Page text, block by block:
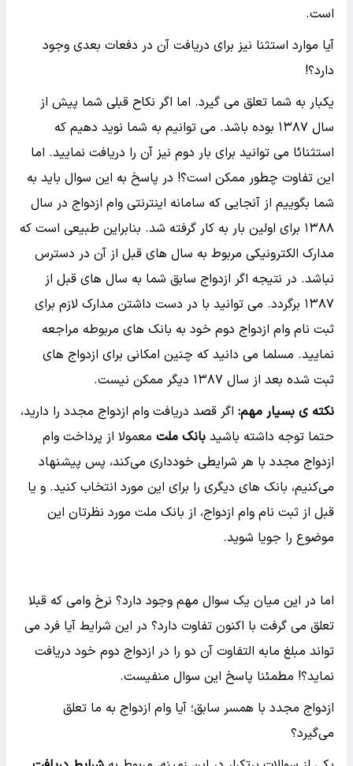
است.
آیا موارد استثنا نیز برای دریافت آن در دفعات بعدی وجود
دارد؟!
یکبار به شما تعلق می گیرد. اما اگر نکاح قبلی شما پیش از
سال ۱۳۸۷ بوده باشد. می توانیم به شما نوید دهیم که
استثنائا می توانید برای بار دوم نیز آن را دریافت نمایید. اما
این تفاوت چطور ممکن است؟! در پاسخ به این سوال باید به
شما بگوییم از آنجایی که سامانه اینترنتی وام ازدواج در سال
۱۳۸۸ برای اولین بار به کار گرفته شد. بنابراین طبیعی است که
مدارک الکترونیکی مربوط به سال های قبل از آن در دسترس
نباشد. در نتیجه اگر ازدواج سابق شما به سال های قبل از
۱۳۸۷ برگردد. می توانید با در دست داشتن مدارک لازم برای
ثبت نام وام ازدواج دوم خود به بانک های مربوطه مراجعه
نمایید. مسلما می دانید که چنین امکانی برای ازدواج های
ثبت شده بعد از سال ۱۳۸۷ دیگر ممکن نیست.
نکته ی بسیار مهم: اگر قصد دریافت وام ازدواج مجدد را دارید،
حتما توجه داشته باشید بانک ملت معمولا از پرداخت وام
ازدواج مجدد با هر شرایطی خودداری می‌کند، پس پیشنهاد
می‌کنیم، بانک های دیگری را برای این مورد انتخاب کنید. و یا
قبل از ثبت نام وام ازدواج، از بانک ملت مورد نظرتان این
موضوع را جویا شوید.
اما در این میان یک سوال مهم وجود دارد؟ نرخ وامی که قبلا
تعلق می گرفت با اکنون تفاوت دارد؟ در این شرایط آیا فرد می
تواند مبلغ مابه التفاوت آن دو را در ازدواج دوم خود دریافت
نماید؟! مطمئنا پاسخ این سوال منفیست.
ازدواج مجدد با همسر سابق؛ آیا وام ازدواج به ما تعلق
می‌گیرد؟